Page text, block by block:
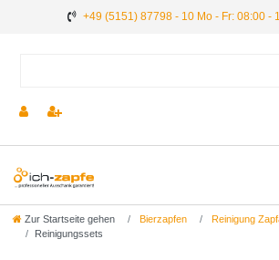
+49 (5151) 87798 - 10 Mo - Fr: 08:00 -
Zur Startseite gehen Bierzapfen
Reinigung
Reinigungssets